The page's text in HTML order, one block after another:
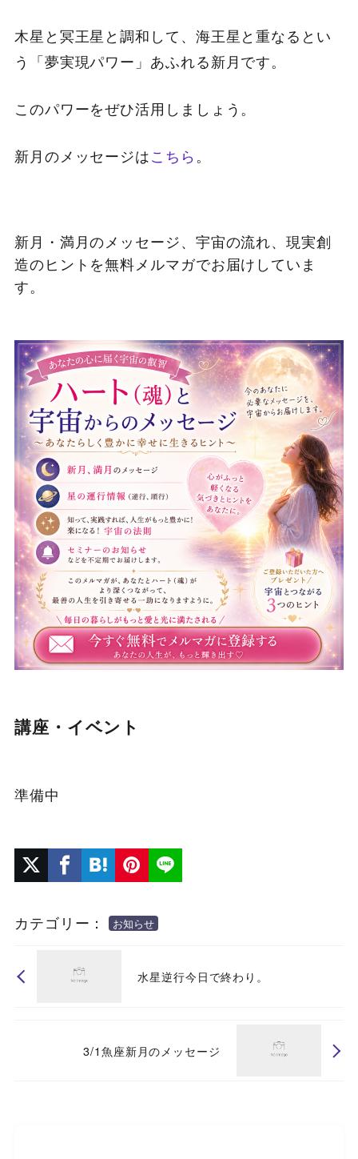
木星と冥王星と調和して、海王星と重なるとい
う「夢実現パワー」あふれる新月です。
このパワーをぜひ活用しましょう。
新月のメッセージはこちら。
新月・満月のメッセージ、宇宙の流れ、現実創
造のヒントを無料メルマガでお届けしていま
す。
講座・イベント
準備中
カテゴリー： お知らせ
水星逆行今日で終わり。
3/1魚座新月のメッセージ